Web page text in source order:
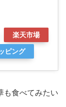
楽天市場
ピング
も食べてみたい